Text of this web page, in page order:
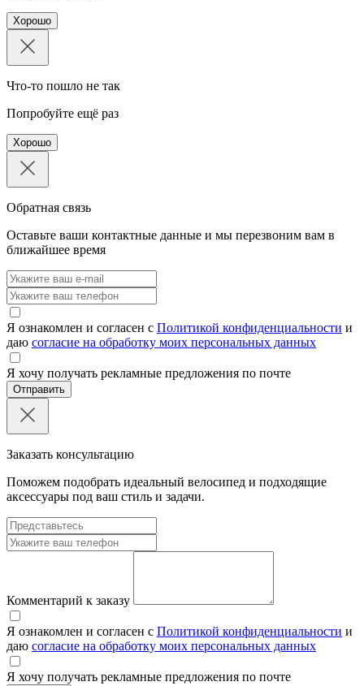
Хорошо
Что-то пошло не так
Попробуйте ещё раз
Хорошо
Обратная связь
Оставьте ваши контактные данные и мы перезвоним вам в
ближайшее время
Я ознакомлен и согласен с Политикой конфиденциальности и
даю согласие на обработку моих персональных данных
Я хочу получать рекламные предложения по почте
Отправить
Заказать консультацию
Поможем подобрать идеальный велосипед и подходящие
аксессуары под ваш стиль и задачи.
Комментарий к заказу
Я ознакомлен и согласен с Политикой конфиденциальности и
даю согласие на обработку моих персональных данных
Я хочу получать рекламные предложения по почте